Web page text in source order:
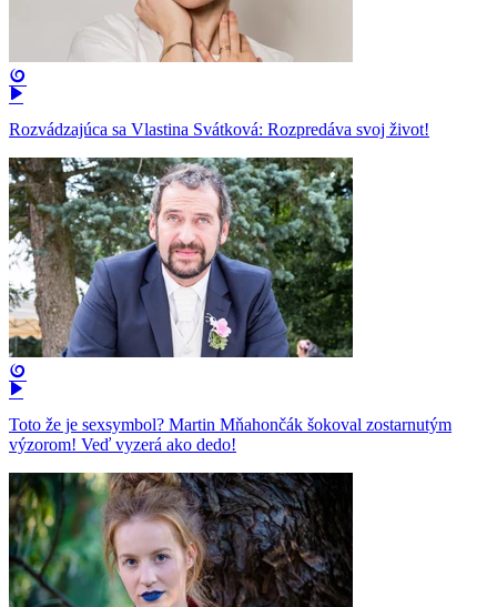
Rozvádzajúca sa Vlastina Svátková: Rozpredáva svoj život!
Toto že je sexsymbol? Martin Mňahončák šokoval zostarnutým
výzorom! Veď vyzerá ako dedo!